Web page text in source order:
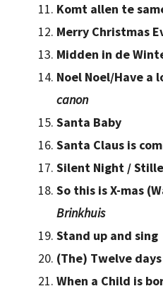
Komt allen te
Merry Christmas
Midden in de
Noel Noel/Have a
canon
Santa Baby
Santa Claus is
Silent Night /
So this is X-mas
Brinkhuis
Stand up and sing
(The) Twelve
When a Child is